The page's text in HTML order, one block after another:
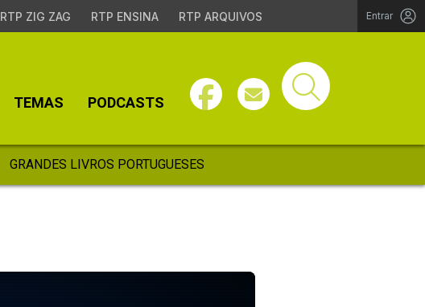
RTP ZIG ZAG RTP ENSINA RTP ARQUIVOS Entrar
TEMAS PODCASTS
GRANDES LIVROS PORTUGUESES